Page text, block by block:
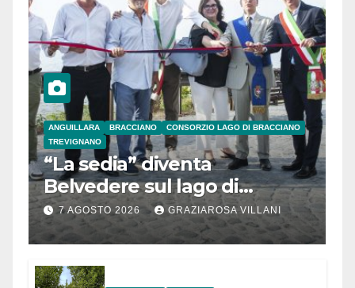
ANGUILLARA BRACCIANO
CONSORZIO LAGO DI BRACCIANO
TREVIGNANO
“La sedia” diventa
Belvedere sul lago di
Bracciano: ieri
l’inaugurazione
7 AGOSTO 2026 GRAZIAROSA VILLANI